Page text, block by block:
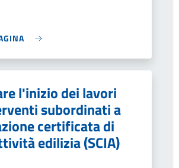
l'inizio dei lavori
subordinati a
certificata di
edilizia (SCIA)